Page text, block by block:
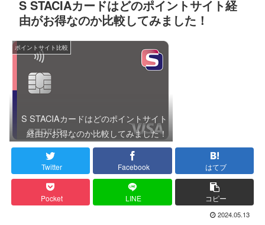
S STACIAカードはどのポイントサイト経
由がお得なのか比較してみました！
ポイントサイト比較
S STACIAカードはどのポイントサイト
経由がお得なのか比較してみました！
Twitter Facebook はてブ
Pocket LINE コピー
2024.05.13